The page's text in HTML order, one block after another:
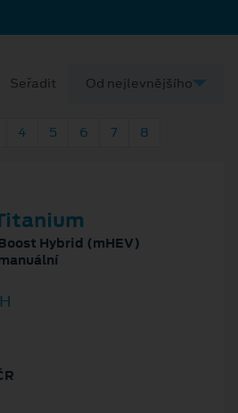
Seřadit
4 5 6 7 8
Hybrid (mHEV)